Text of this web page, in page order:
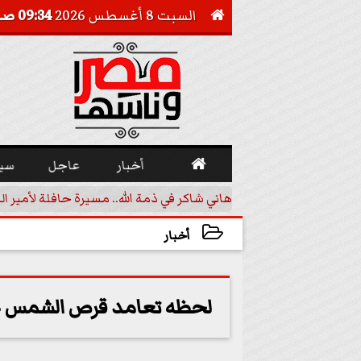
 السبت 8 أغسطس 2026 09:34 صـ
 أخبار عاجل
هاني شاكر في ذمة الله.. مسيرة حافلة لأمير
أخبار
لحظه تعامد قرص الشمس